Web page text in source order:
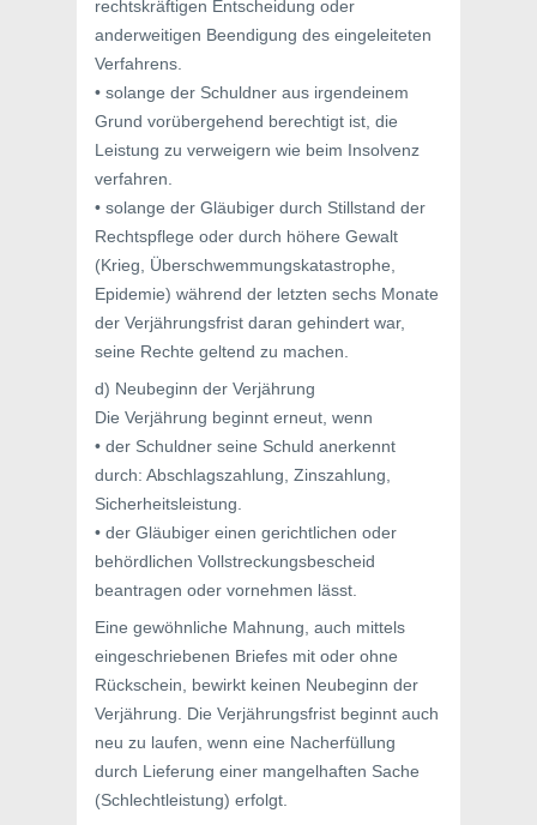
rechtskräftigen Entscheidung oder
anderweitigen Beendigung des eingeleiteten
Verfahrens.
• solange der Schuldner aus irgendeinem
Grund vorübergehend berechtigt ist, die
Leistung zu verweigern wie beim Insolvenz
verfahren.
• solange der Gläubiger durch Stillstand der
Rechtspflege oder durch höhere Gewalt
(Krieg, Überschwemmungskatastrophe,
Epidemie) während der letzten sechs Monate
der Verjährungsfrist daran gehindert war,
seine Rechte geltend zu machen.
d) Neubeginn der Verjährung
Die Verjährung beginnt erneut, wenn
• der Schuldner seine Schuld anerkennt
durch: Abschlagszahlung, Zinszahlung,
Sicherheitsleistung.
• der Gläubiger einen gerichtlichen oder
behördlichen Vollstreckungsbescheid
beantragen oder vornehmen lässt.
Eine gewöhnliche Mahnung, auch mittels
eingeschriebenen Briefes mit oder ohne
Rückschein, bewirkt keinen Neubeginn der
Verjährung. Die Verjährungsfrist beginnt auch
neu zu laufen, wenn eine Nacherfüllung
durch Lieferung einer mangelhaften Sache
(Schlechtleistung) erfolgt.